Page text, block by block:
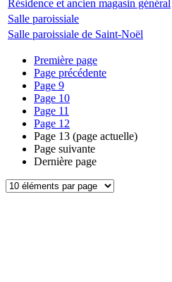
Résidence et ancien magasin général
Salle paroissiale
Salle paroissiale de Saint-Noël
Première page
Page précédente
Page 9
Page 10
Page 11
Page 12
Page 13 (page actuelle)
Page suivante
Dernière page